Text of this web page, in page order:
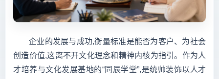
企业的发展与成功,衡量标准是能否为客户、为社会
创造价值,这离不开文化理念和精神内核为指引。作为人
才培养与文化发展基地的“同辰学堂”,是统帅装饰以人才